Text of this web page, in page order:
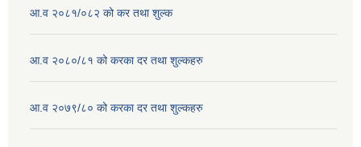
आ.व २०८१/०८२ को कर तथा शुल्क
आ.व २०८०/८१ को करका दर तथा शुल्कहरु
आ.व २०७९/८० को करका दर तथा शुल्कहरु